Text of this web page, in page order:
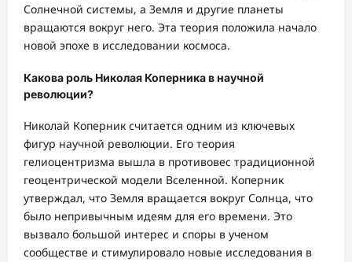
Солнечной системы, а Земля и другие планеты
вращаются вокруг него. Эта теория положила начало
новой эпохе в исследовании космоса.
Какова роль Николая Коперника в научной
революции?
Николай Коперник считается одним из ключевых
фигур научной революции. Его теория
гелиоцентризма вышла в противовес традиционной
геоцентрической модели Вселенной. Коперник
утверждал, что Земля вращается вокруг Солнца, что
было непривычным идеям для его времени. Это
вызвало большой интерес и споры в ученом
сообществе и стимулировало новые исследования в